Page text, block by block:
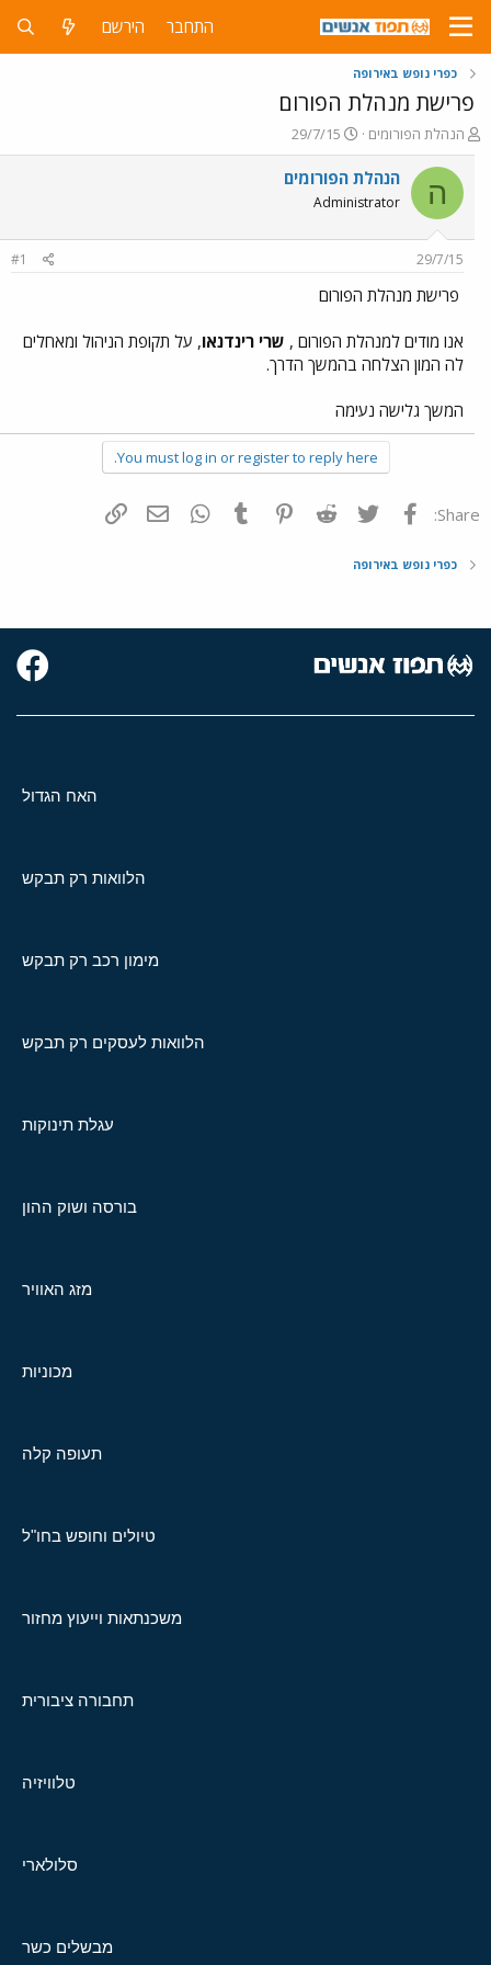
התחבר הירשם
כפרי נופש באירופה
פרישת מנהלת הפורום
פ
ו
ת
ח
ה
ש
א
הנהלת הפורומים
פ
ו
ר
ם
ר
29/7/15
ה הנהלת הפורומים
Administrator
29/7/15
#1
פרישת מנהלת הפורום
אנו מודים למנהלת הפורום , שרי רינדנאו, על תקופת הניהול ומאחלים
לה המון הצלחה בהמשך הדרך.
המשך גלישה נעימה
You must log in or register to reply here.
Share: פייסבוק Twitter
Reddit
Pinterest
Tumblr
WhatsAppדואר אלקטרוני
כפרי נופש באירופה
האח הגדול
הלוואות רק תבקש
מימון רכב רק תבקש
הלוואות לעסקים רק תבקש
עגלת תינוקות
בורסה ושוק ההון
מזג האוויר
מכוניות
תעופה קלה
טיולים וחופש בחו"ל
משכנתאות וייעוץ מחזור
תחבורה ציבורית
טלוויזיה
סלולארי
מבשלים כשר